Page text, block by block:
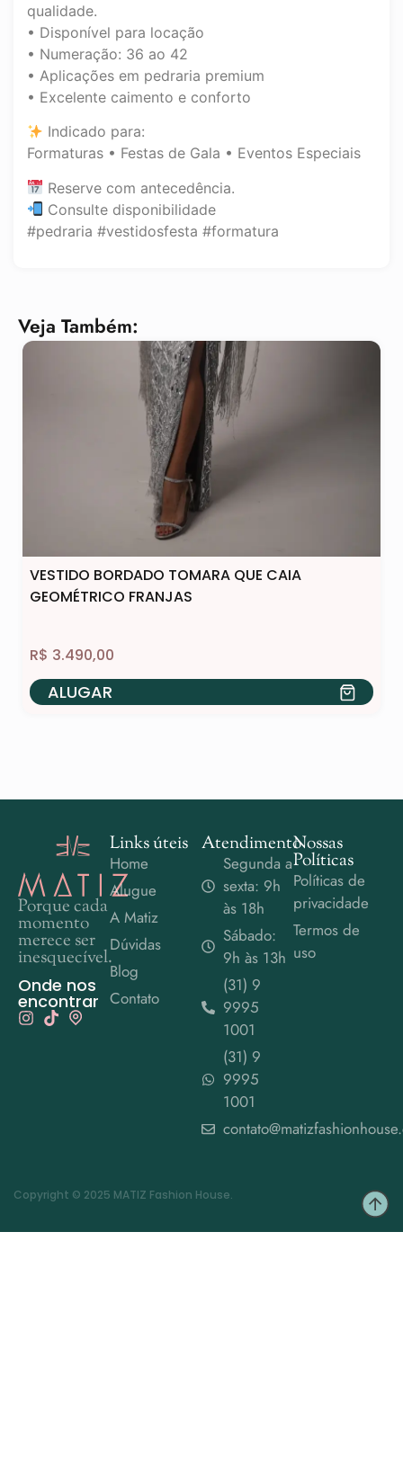
qualidade.
• Disponível para locação
• Numeração: 36 ao 42
• Aplicações em pedraria premium
• Excelente caimento e conforto
Indicado para:
Formaturas • Festas de Gala • Eventos Especiais
Reserve com antecedência.
Consulte disponibilidade
#pedraria #vestidosfesta #formatura
Veja Também:
VESTIDO BORDADO TOMARA QUE CAIA
GEOMÉTRICO FRANJAS
R$ 3.490,00
ALUGAR
Porque cada
momento
merece ser
inesquecível.
Onde nos
encontrar
Links úteis
Home
Alugue
A Matiz
Dúvidas
Blog
Contato
Atendimento
Segunda a
sexta: 9h
às 18h
Sábado:
9h às 13h
(31) 9
9995
1001
(31) 9
9995
1001
Nossas
Políticas
Políticas de
privacidade
Termos de
uso
Copyright © 2025 MATIZ Fashion House.